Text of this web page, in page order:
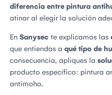
diferencia entre pintura
atinar al elegir la solución
En Sanysec te explicamos las
que entiendas a qué tipo de
consecuencia, apliques la
producto específico: pintura
antimoho.